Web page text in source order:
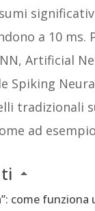
a 10
Artificial
Spiking
tradizionali
ad
come